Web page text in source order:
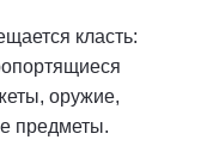
класть:
оружие,
предметы.